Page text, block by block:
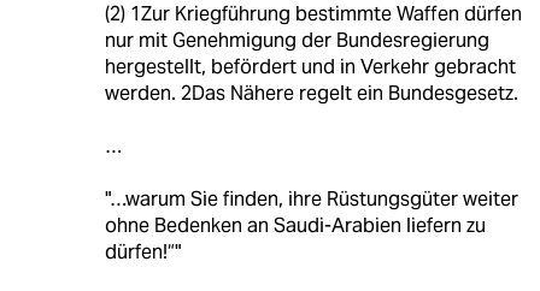
(2) 1Zur Kriegführung bestimmte Waffen dürfen
nur mit Genehmigung der Bundesregierung
hergestellt, befördert und in Verkehr gebracht
werden. 2Das Nähere regelt ein Bundesgesetz.
…
"…warum Sie finden, ihre Rüstungsgüter weiter
ohne Bedenken an Saudi-Arabien liefern zu
dürfen!“"